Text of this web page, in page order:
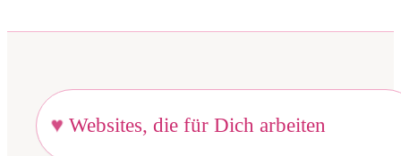
♥︎ Websites, die für Dich arbeiten